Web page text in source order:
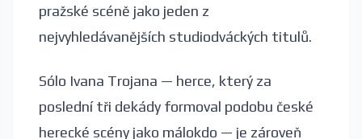
pražské scéně jako jeden z
nejvyhledávanějších studiodváckých titulů.
Sólo Ivana Trojana — herce, který za
poslední tři dekády formoval podobu české
herecké scény jako málokdo — je zároveň